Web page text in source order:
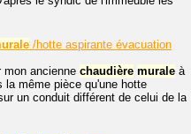
/hotte aspirante évacuation
mon ancienne chaudière murale à
même pièce qu'une hotte
un conduit différent de celui de la